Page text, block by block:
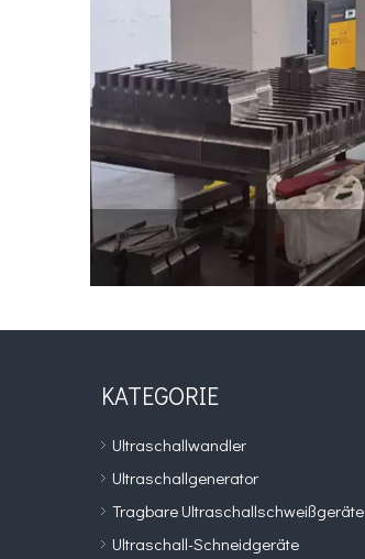
KATEGORIE
Ultraschallwandler
Ultraschallgenerator
Tragbare Ultraschallschweißgeräte
Ultraschall-Schneidgeräte